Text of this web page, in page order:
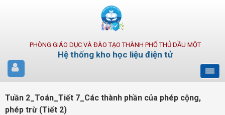
PHÒNG GIÁO DỤC VÀ ĐÀO TẠO THÀNH PHỐ THỦ DẦU MỘT
Hệ thống kho học liệu điện tử
Tuần 2_Toán_Tiết 7_Các thành phần của phép cộng,
phép trừ (Tiết 2)